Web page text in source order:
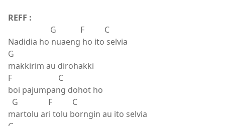
REFF :
G F C
Nadidia ho nuaeng ho ito selvia
G
makkirim au dirohakki
F C
boi pajumpang dohot ho
G F C
martolu ari tolu borngin au ito selvia